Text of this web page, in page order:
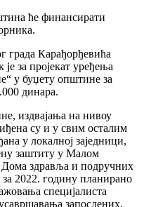
ће финансирати
града Карађорђевића
за пројекат уређења
у буџету општине за
динара.
издвајања на нивоу
су и у свим осталим
у локалној заједници,
заштиту у Малом
Дома здравља и подручних
за 2022. годину планирано
специјалиста
запослених,